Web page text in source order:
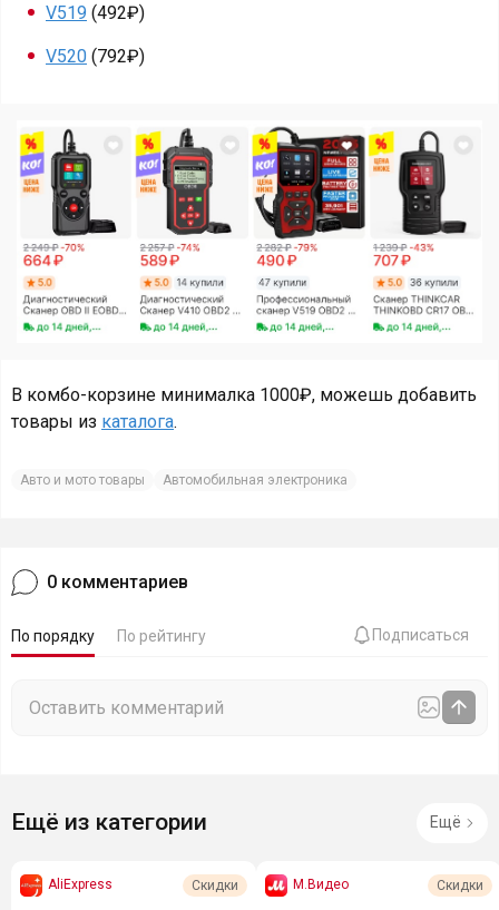
V519 (492₽)
V520 (792₽)
В комбо-корзине минималка 1000₽, можешь добавить
товары из каталога.
Авто и мото товары Автомобильная электроника
0 комментариев
По порядку По рейтингу Подписаться
Ещё из категории Ещё
AliExpress Скидки М.Видео Скидки